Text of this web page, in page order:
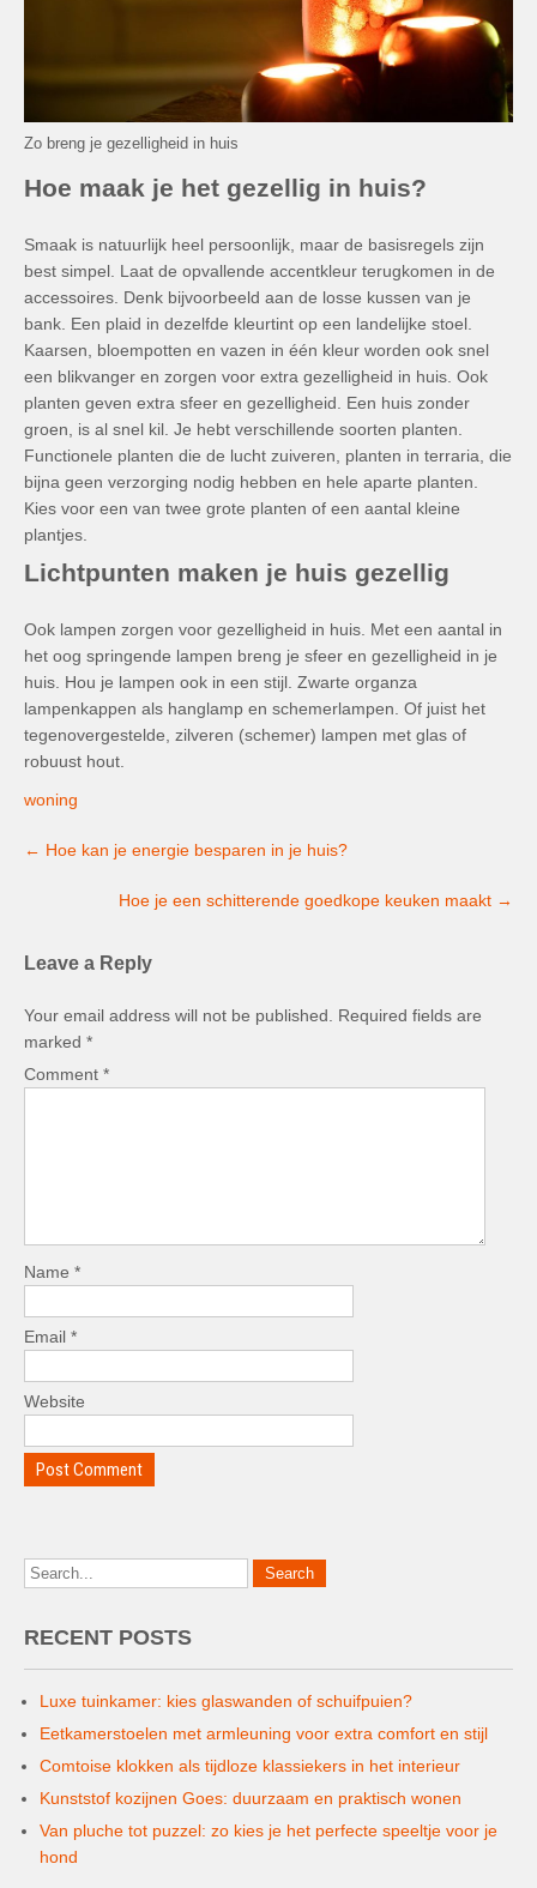
Zo breng je gezelligheid in huis
Hoe maak je het gezellig in huis?
Smaak is natuurlijk heel persoonlijk, maar de basisregels zijn
best simpel. Laat de opvallende accentkleur terugkomen in de
accessoires. Denk bijvoorbeeld aan de losse kussen van je
bank. Een plaid in dezelfde kleurtint op een landelijke stoel.
Kaarsen, bloempotten en vazen ​​in één kleur worden ook snel
een blikvanger en zorgen voor extra gezelligheid in huis. Ook
planten geven extra sfeer en gezelligheid. Een huis zonder
groen, is al snel kil. Je hebt verschillende soorten planten.
Functionele planten die de lucht zuiveren, planten in terraria, die
bijna geen verzorging nodig hebben en hele aparte planten.
Kies voor een van twee grote planten of een aantal kleine
plantjes.
Lichtpunten maken je huis gezellig
Ook lampen zorgen voor gezelligheid in huis. Met een aantal in
het oog springende lampen breng je sfeer en gezelligheid in je
huis. Hou je lampen ook in een stijl. Zwarte organza
lampenkappen als hanglamp en schemerlampen. Of juist het
tegenovergestelde, zilveren (schemer) lampen met glas of
robuust hout.
woning
navigation
← Hoe kan je energie besparen in je huis?
Hoe je een schitterende goedkope keuken maakt →
Leave a Reply
Your email address will not be published. Required fields are
marked *
Comment *
Name *
Email *
Website
RECENT POSTS
Luxe tuinkamer: kies glaswanden of schuifpuien?
Eetkamerstoelen met armleuning voor extra comfort en stijl
Comtoise klokken als tijdloze klassiekers in het interieur
Kunststof kozijnen Goes: duurzaam en praktisch wonen
Van pluche tot puzzel: zo kies je het perfecte speeltje voor je
hond